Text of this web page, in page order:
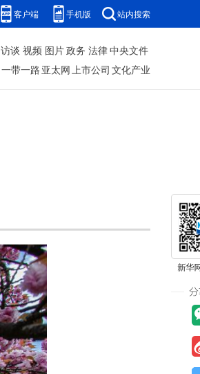
客户端 手机版 站内搜索
访谈 视频 图片政务 法律中央文件
一带一路 亚太网上市公司 文化产业